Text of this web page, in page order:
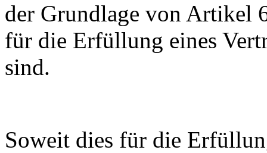
der Grundlage von Artikel
für die Erfüllung eines
sind.
Soweit dies für die